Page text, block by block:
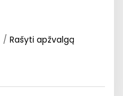
/ Rašyti apžvalgą